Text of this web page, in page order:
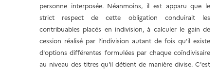
personne interposée. Néanmoins, il est apparu que le
strict respect de cette obligation conduirait les
contribuables placés en indivision, à calculer le gain de
cession réalisé par l'indivision autant de fois qu'il existe
d'options différentes formulées par chaque coïndivisaire
au niveau des titres qu'il détient de manière divise. C'est